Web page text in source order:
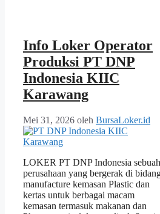
Info Loker Operator
Produksi PT DNP
Indonesia KIIC
Karawang
Mei 31, 2026 oleh BursaLoker.id
LOKER PT DNP Indonesia sebuah
perusahaan yang bergerak di
manufacture kemasan Plastic dan
kertas untuk berbagai macam
kemasan termasuk makanan dan